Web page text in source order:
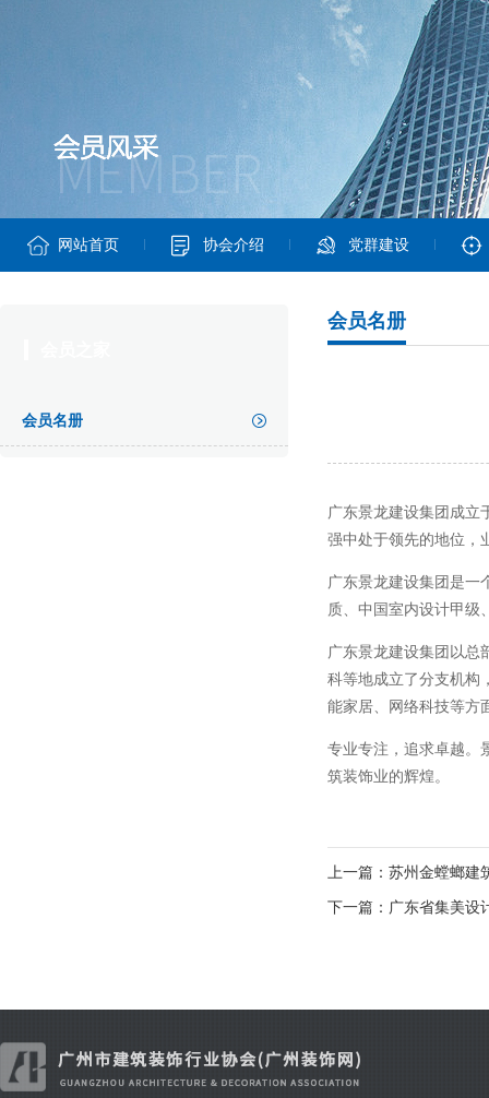
网站首页 协会介绍 党群建设
会员名册
会员名册
广东景龙建设集团成立
强中处于领先的地位，
广东景龙建设集团 是一
质、中国室内设计甲级
广东景龙建设集团 以总
科等地成立了分支机构
能家居、网络科技等方
专业专注，追求卓越。
筑装饰业的辉煌。
上一篇：苏州金螳螂
下一篇：广东省集美设